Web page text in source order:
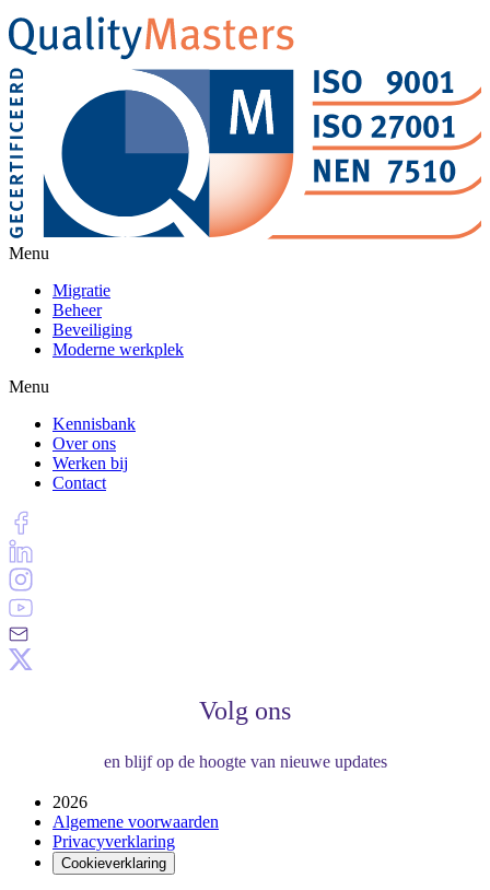
Menu
Migratie
Beheer
Beveiliging
Moderne werkplek
Menu
Kennisbank
Over ons
Werken bij
Contact
Volg ons
en blijf op de hoogte van nieuwe updates
2026
Algemene voorwaarden
Privacyverklaring
Cookieverklaring